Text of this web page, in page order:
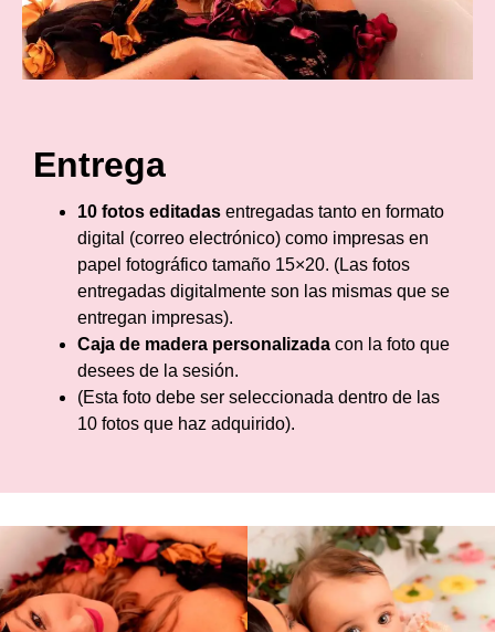
Entrega
10 fotos editadas entregadas tanto en formato
digital (correo electrónico) como impresas en
papel fotográfico tamaño 15×20. (Las fotos
entregadas digitalmente son las mismas que se
entregan impresas).
Caja de madera personalizada con la foto que
desees de la sesión.
(Esta foto debe ser seleccionada dentro de las
10 fotos que haz adquirido).